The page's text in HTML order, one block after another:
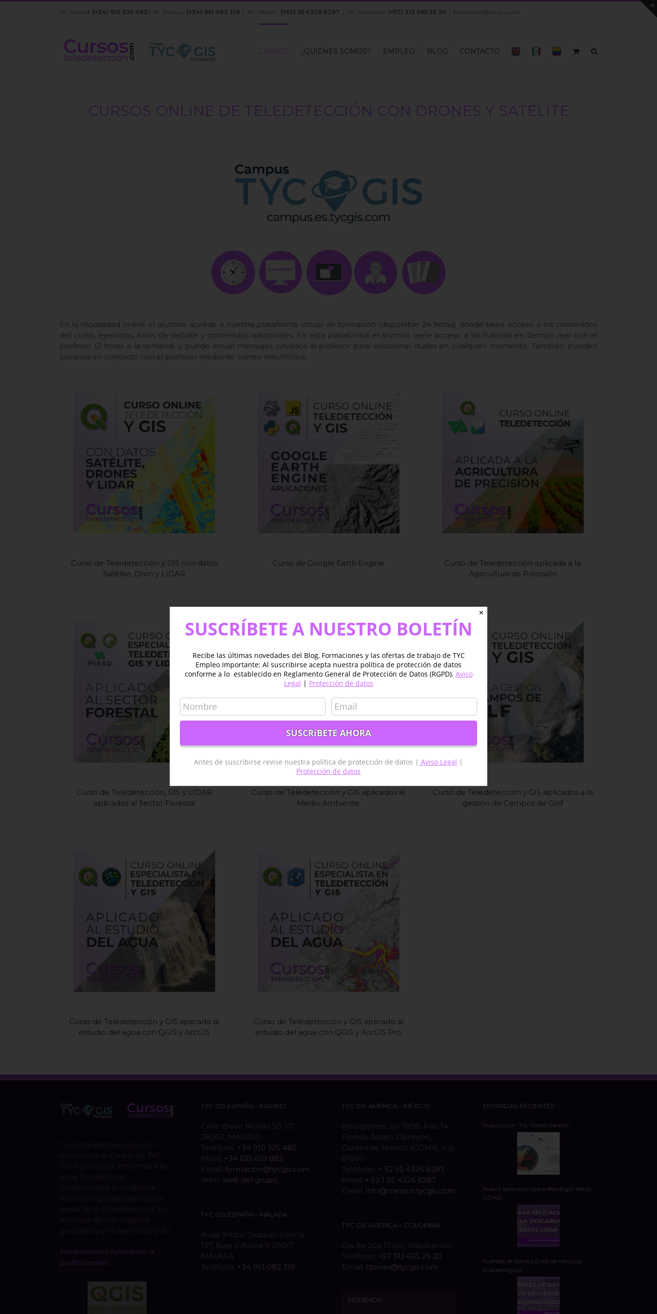
Saltar
Tel. Madrid: (+34) 910 325 482 | Tel. Málaga: (+34) 951 082 319 | Tel. México: (+52) 55 4326 8287 | Tel. Colombia: (+57) 313 665 25 20 | formacion@tycgis.com
CURSOS ¿QUIÉNES SOMOS? EMPLEO BLOG CONTACTO
CURSOS ONLINE DE TELEDETECCIÓN CON DRONES Y SATÉLITE
En la modalidad online el alumno accede a nuestra plataforma virtual de formación (disponible 24 horas) donde tiene acceso a los contenidos
del curso, ejercicios, foros de debate y contenidos adicionales. En esta plataforma el alumno tiene acceso a las tutorías en tiempo real con el
profesor (2 horas a la semana) y puede enviar mensajes privados al profesor para solucionar dudas en cualquier momento. También pueden
ponerse en contacto con el profesor mediante correo electrónico.
Curso de Teledetección y GIS con datos
Satélite, Dron y LIDAR
Curso de Google Earth Engine
Curso de Teledetección aplicada a la
Agricultura de Precisión
Curso de Teledetección, GIS y LIDAR
aplicados al Sector Forestal
Curso de Teledetección y GIS aplicados al
Medio Ambiente
Curso de Teledetección y GIS aplicados a la
gestión de Campos de Golf
Curso de Teledetección y GIS aplicado al
estudio del agua con QGIS y ArcGIS
Curso de Teledetección y GIS aplicado al
estudio del agua con QGIS y ArcGIS Pro
Profesionales formando a
profesionales.
TYC GIS ESPAÑA – MADRID
Calle Bravo Murillo 50, 1ºC,
28003, MADRID
Teléfono: +34 910 325 482
Móvil: +34 635 619 882
Email: formacion@tycgis.com
Web: web del grupo
TYC GIS ESPAÑA – MÁLAGA
Avda. Pintor Joaquín Sorolla
137, Bajo (Oficina 1) 29017
MÁLAGA
Teléfono: +34 951 082 319
TYC GIS AMÉRICA – MÉXICO
Insurgentes Sur 1898, Piso 14,
Florida, Álvaro Obregón,
Ciudad de México (CDMX), c.p.
01030
Teléfono: + 52 55 4326 8287
Móvil: + 52 1 55 4326 8287
Email: info@mexico.tycgis.com
TYC GIS AMÉRICA – COLOMBIA
Cra 8e 20a 17 sur, Villavicencio
Teléfono: +57 313 665 25 20
Email: l.torres@tycgis.com
SÍGUENOS
ENTRADAS RECIENTES
Nuevo visor “My Ocean Health”
Nueva aplicación para descargar datos
LiDAR
Fuentes de datos LiDAR de recursos
Arqueológicos
✕
SUSCRÍBETE A NUESTRO BOLETÍN
Recibe las últimas novedades del Blog, Formaciones y las ofertas de trabajo de TYC
Empleo Importante: Al suscribirse acepta nuestra política de protección de datos
conforme a lo establecido en Reglamento General de Protección de Datos (RGPD). Aviso
Legal | Protección de datos
Antes de suscribirse revise nuestra política de protección de datos | Aviso Legal |
Protección de datos